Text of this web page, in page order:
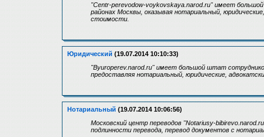
"Centr-perevodow-voykovskaya.narod.ru" имеет
районах Москвы, оказывая нотариальный,
стоимости.
Юридический (19.07.2014 10:10:33)
"Byuroperev.narod.ru" имеет большой штат
предоставляя нотариальный, юридические,
Нотариальный (19.07.2014 10:06:56)
Московский центр переводов "Notariusy-
подлинности перевода, перевод документов с